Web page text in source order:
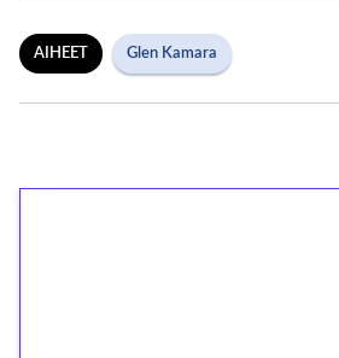
AIHEET Glen Kamara